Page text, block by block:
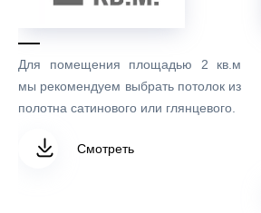
Для помещения площадью 2 кв.м
мы рекомендуем выбрать потолок из
полотна сатинового или глянцевого.
Смотреть